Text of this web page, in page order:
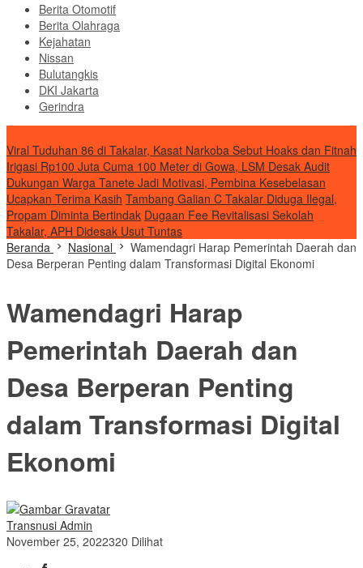
Berita Otomotif
Berita Olahraga
Kejahatan
Nissan
Bulutangkis
DKI Jakarta
Gerindra
Viral Tuduhan 86 di Takalar, Kasat Narkoba Sebut Hoaks dan Fitnah
Irigasi Rp100 Juta Cuma 100 Meter di Gowa, LSM Desak Audit
Dukungan Warga Tanete Jadi Motivasi, Pembina Kesebelasan
Ucapkan Terima Kasih Tambang Galian C Takalar Diduga Ilegal,
Propam Diminta Bertindak Dugaan Fee Revitalisasi Sekolah
Takalar, APH Didesak Usut Tuntas
Beranda
Nasional
Wamendagri Harap Pemerintah Daerah dan
Desa Berperan Penting dalam Transformasi Digital Ekonomi
Wamendagri Harap
Pemerintah Daerah dan
Desa Berperan Penting
dalam Transformasi Digital
Ekonomi
Transnusi Admin
November 25, 2022320 Dilihat